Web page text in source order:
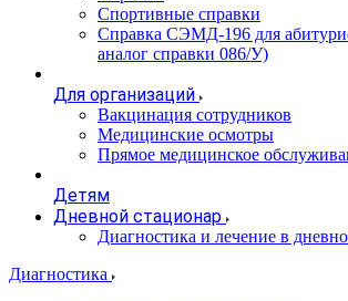
Спортивные справки
Справка СЭМД‑196 для
аналог справки 086/У)
Для организаций
Вакцинация сотрудников
Медицинские осмотры
Прямое медицинское
Детям
Дневной стационар
Диагностика и лечение в
Диагностика